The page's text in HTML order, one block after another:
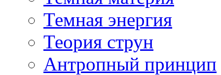
Темная энергия
Теория струн
Антропный принцип